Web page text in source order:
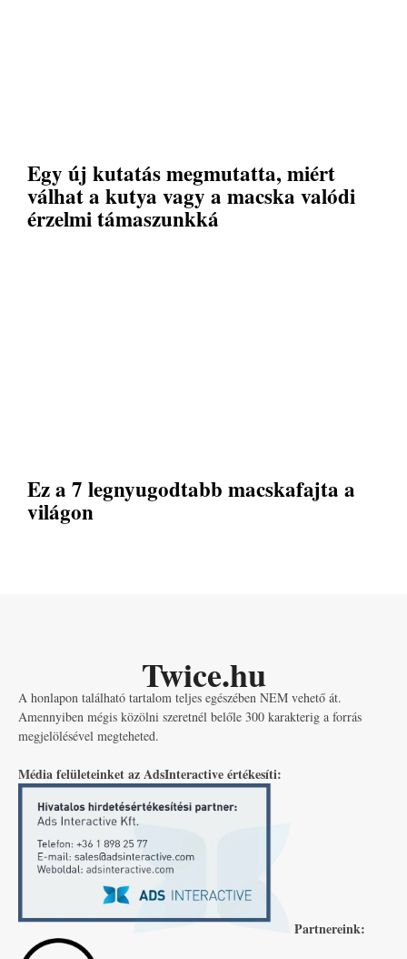
Egy új kutatás megmutatta, miért
válhat a kutya vagy a macska valódi
érzelmi támaszunkká
Ez a 7 legnyugodtabb macskafajta a
világon
Twice.hu
A honlapon található tartalom teljes egészében NEM vehető át.
Amennyiben mégis közölni szeretnél belőle 300 karakterig a forrás
megjelölésével megteheted.
Média felületeinket az AdsInteractive értékesíti:
Partnereink: